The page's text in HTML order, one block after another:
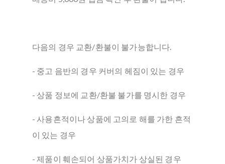
다음의 경우 교환/환불이 불가능합니다.
- 중고 음반의 경우 커버의 헤짐이 있는 경우
- 상품 정보에 교환/환불 불가를 명시한 경우
- 사용흔적이나 상품에 고의로 해를 가한 흔적
이 있는 경우
- 제품이 훼손되어 상품가치가 상실된 경우